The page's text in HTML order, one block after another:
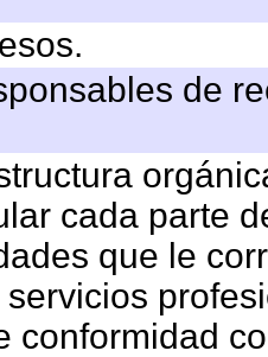
de
cada parte
que le
conformidad